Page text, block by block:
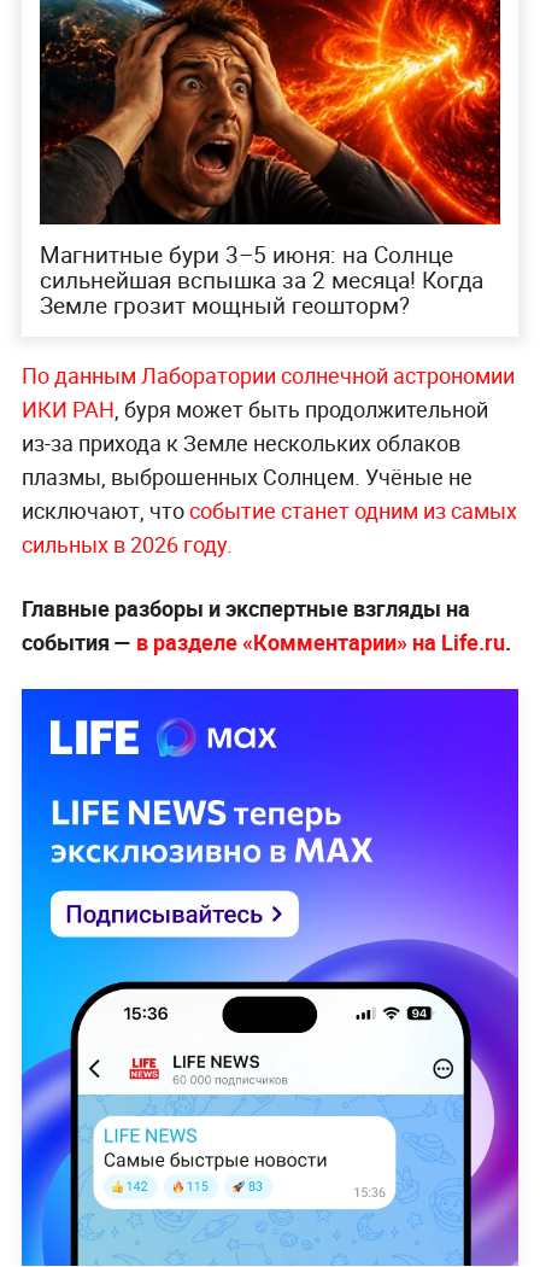
Магнитные бури 3–5 июня: на Солнце
сильнейшая вспышка за 2 месяца! Когда
Земле грозит мощный геошторм?
По данным Лаборатории солнечной астрономии
ИКИ РАН, буря может быть продолжительной
из-за прихода к Земле нескольких облаков
плазмы, выброшенных Солнцем. Учёные не
исключают, чтособытие станет одним из самых
сильных в 2026 году.
Главные разборы и экспертные взгляды на
события — в разделе «Комментарии» на Life.ru.